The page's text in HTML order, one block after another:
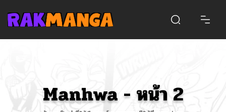
Manhwa - หน้า 2